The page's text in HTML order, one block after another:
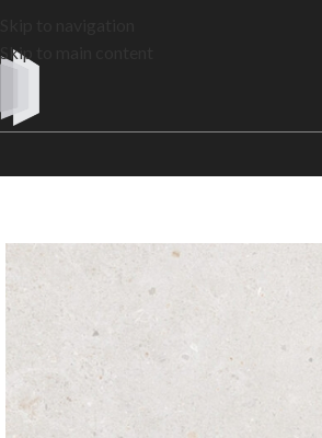
Skip to main content